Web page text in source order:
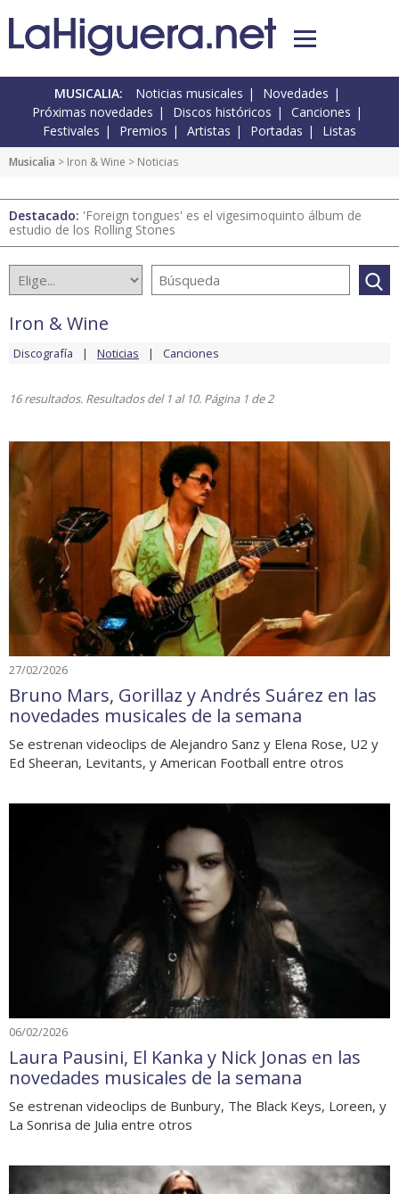
MUSICALIA: Noticias musicales
Novedades
Próximas novedades
Discos históricos
Canciones
Festivales
Premios Artistas Portadas Listas
Musicalia > Iron & Wine > Noticias
Destacado: 'Foreign tongues' es el vigesimoquinto álbum de
estudio de los Rolling Stones
Iron & Wine
Discografía Noticias Canciones
16 resultados. Resultados del 1 al 10. Página 1 de 2
27/02/2026
Bruno Mars, Gorillaz y Andrés Suárez en las
novedades musicales de la semana
Se estrenan videoclips de Alejandro Sanz y Elena Rose, U2 y
Ed Sheeran, Levitants, y American Football entre otros
06/02/2026
Laura Pausini, El Kanka y Nick Jonas en las
novedades musicales de la semana
Se estrenan videoclips de Bunbury, The Black Keys, Loreen, y
La Sonrisa de Julia entre otros